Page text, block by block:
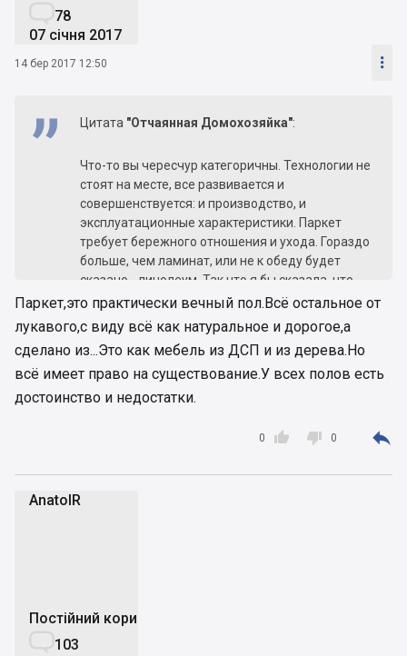
78
07 січня 2017
14 бер 2017 12:50 
Цитата "Отчаянная Дoмохозяйка":
Что-то вы чересчур категоричны. Технологии не
стоят на месте, все развивается и
совершенствуется: и производство, и
эксплуатационные характеристики. Паркет
требует бережного отношения и ухода. Гораздо
больше, чем ламинат, или не к обеду будет
сказано - линолеум. Так что я бы сказала, что
паркет - для аккуратных и бережливых, а
ламинат - для ленивых. А то вас послушать, то
ламинат и изобрели-то только потому, что
денег на паркет не всем хватало
Паркет,это практически вечный пол.Всё остальное от
лукавого,с виду всё как натуральное и дорогое,а
сделано из...Это как мебель из ДСП и из дерева.Но
всё имеет право на существование.У всех полов есть
достоинство и недостатки.

0  0 
AnatolR
Постійний користувач
103